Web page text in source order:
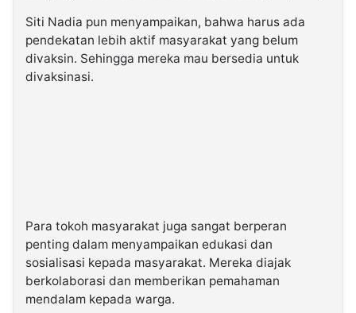
Siti Nadia pun menyampaikan, bahwa harus ada
pendekatan lebih aktif masyarakat yang belum
divaksin. Sehingga mereka mau bersedia untuk
divaksinasi.
Para tokoh masyarakat juga sangat berperan
penting dalam menyampaikan edukasi dan
sosialisasi kepada masyarakat. Mereka diajak
berkolaborasi dan memberikan pemahaman
mendalam kepada warga.